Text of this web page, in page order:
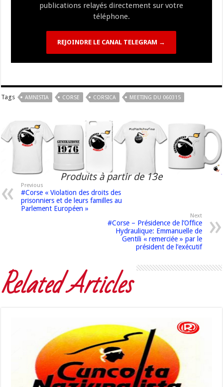
publications relayés directement sur votre
téléphone.
REJOINDRE LE CANAL TELEGRAM →
Tags AMNISTIA CORSE CORSICA MEETING DU 060315
Produits à partir de 13e
Previous
#Corse « Violation des droits des
prisonniers et de leurs familles au
Parlement Européen »
Next
#Corse – Présidence de l’Office
Hydraulique: Emmanuelle de
Gentili « remerciée » par le
président de l’exécutif
Related Articles